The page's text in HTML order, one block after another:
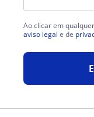
Ao clicar em
aviso legal e de